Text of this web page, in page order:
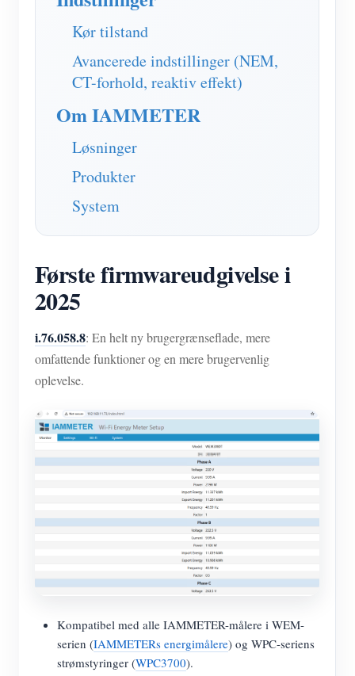
IAMMETER Simulator
Virtuel måler
Energiprognose og -simuleringssystem
FAQ
Blogs
Fællesskab
Udvikler
Udforske
Kontakt
Kør tilstand
Avancerede indstillinger (NEM,
CT-forhold, reaktiv effekt)
Om IAMMETER
Løsninger
Produkter
System
Første firmwareudgivelse i
2025
i.76.058.8: En helt ny brugergrænseflade, mere
omfattende funktioner og en mere brugervenlig
oplevelse.
Kompatibel med alle IAMMETER-målere i WEM-
serien (IAMMETERs energimålere) og WPC-seriens
strømstyringer (WPC3700).